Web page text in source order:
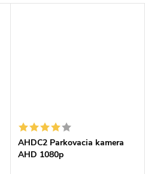
AHDC2 Parkovacia kamera
AHD 1080p